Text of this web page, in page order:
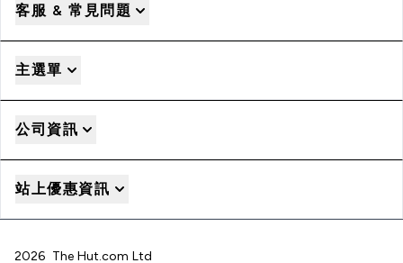
客服 & 常見問題
主選單
公司資訊
站上優惠資訊
2026 The Hut.com Ltd